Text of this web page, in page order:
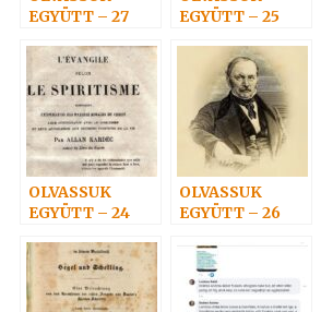
EGYÜTT – 27
EGYÜTT – 25
OLVASSUK
EGYÜTT – 24
OLVASSUK
EGYÜTT – 26